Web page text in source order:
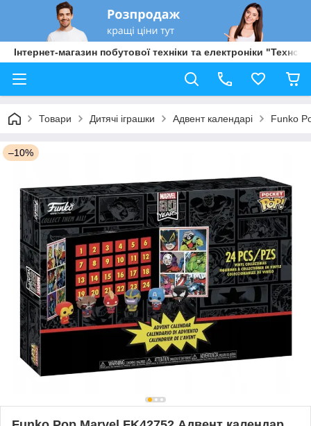
Інтернет-магазин побутової техніки та електроніки "Техно
Товари Дитячі іграшки Адвент календарі Funko
–10%